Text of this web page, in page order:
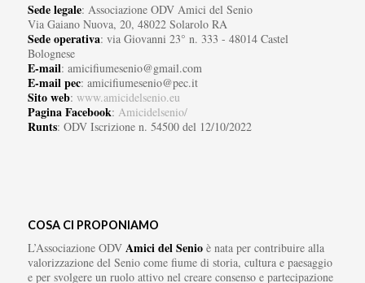
Sede legale: Associazione ODV Amici del Senio
Via Gaiano Nuova, 20, 48022 Solarolo RA
Sede operativa: via Giovanni 23° n. 333 - 48014 Castel
Bolognese
E-mail: amicifiumesenio@gmail.com
E-mail pec: amicifiumesenio@pec.it
Sito web: www.amicidelsenio.eu
Pagina Facebook: Amicidelsenio/
Runts: ODV Iscrizione n. 54500 del 12/10/2022
COSA CI PROPONIAMO
L’Associazione ODV Amici del Senioè nata per contribuire alla
valorizzazione del Senio come fiume di storia, cultura e paesaggio
e per svolgere un ruolo attivo nel creare consenso e partecipazione